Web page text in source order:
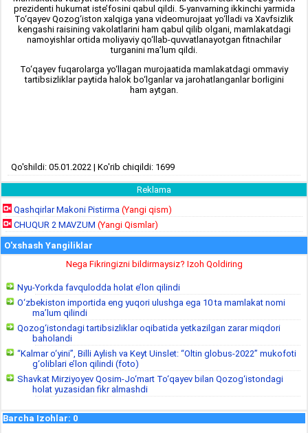
prezidenti hukumat iste’fosini qabul qildi. 5-yanvarning ikkinchi yarmida
To‘qayev Qozog‘iston xalqiga yana videomurojaat yo‘lladi va Xavfsizlik
kengashi raisining vakolatlarini ham qabul qilib olgani, mamlakatdagi
namoyishlar ortida moliyaviy qo‘llab-quvvatlanayotgan fitnachilar
turganini ma’lum qildi.
To‘qayev fuqarolarga yo‘llagan murojaatida mamlakatdagi ommaviy
tartibsizliklar paytida halok bo‘lganlar va jarohatlanganlar borligini
ham aytgan.
Qo'shildi: 05.01.2022 | Ko'rib chiqildi: 1699
Reklama
Qashqirlar Makoni Pistirma (Yangi qism)
CHUQUR 2 MAVZUM (Yangi Qismlar)
O'xshash Yangiliklar
Nega Fikringizni bildirmaysiz? Izoh Qoldiring
Nyu-Yorkda favqulodda holat e’lon qilindi
O‘zbekiston importida eng yuqori ulushga ega 10 ta mamlakat nomi
ma’lum qilindi
Qozog‘istondagi tartibsizliklar oqibatida yetkazilgan zarar miqdori
baholandi
“Kalmar o‘yini”, Billi Aylish va Keyt Uinslet: “Oltin globus-2022” mukofoti
g‘oliblari e’lon qilindi (foto)
Shavkat Mirziyoyev Qosim-Jo‘mart To‘qayev bilan Qozog‘istondagi
holat yuzasidan fikr almashdi
Barcha Izohlar: 0